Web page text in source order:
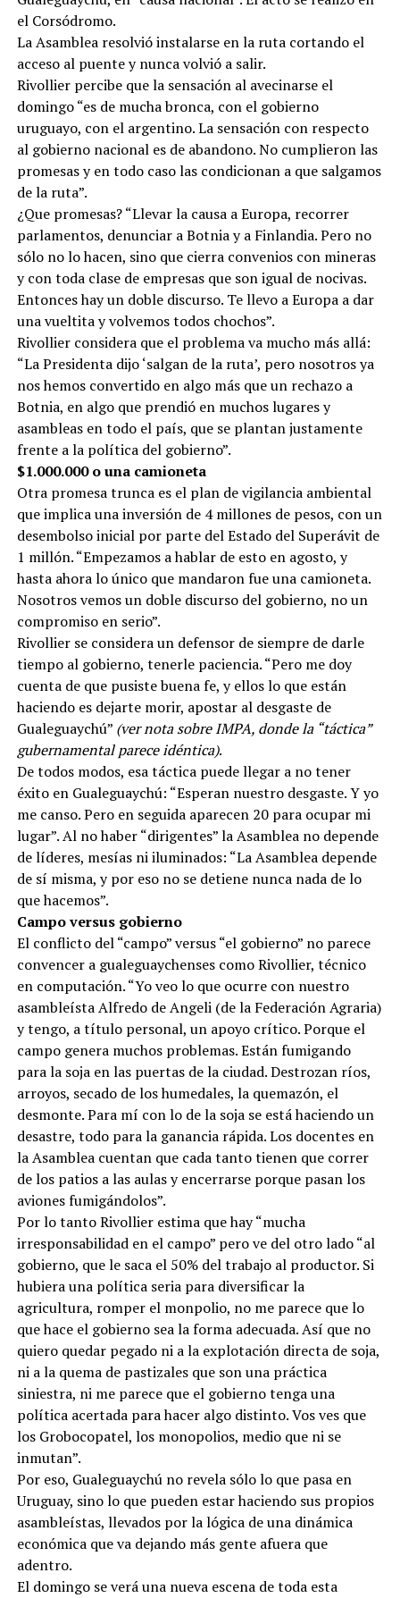
el Corsódromo.
La Asamblea resolvió instalarse en la ruta cortando el
acceso al puente y nunca volvió a salir.
Rivollier percibe que la sensación al avecinarse el
domingo “es de mucha bronca, con el gobierno
uruguayo, con el argentino. La sensación con respecto
al gobierno nacional es de abandono. No cumplieron las
promesas y en todo caso las condicionan a que salgamos
de la ruta”.
¿Que promesas? “Llevar la causa a Europa, recorrer
parlamentos, denunciar a Botnia y a Finlandia. Pero no
sólo no lo hacen, sino que cierra convenios con mineras
y con toda clase de empresas que son igual de nocivas.
Entonces hay un doble discurso. Te llevo a Europa a dar
una vueltita y volvemos todos chochos”.
Rivollier considera que el problema va mucho más allá:
“La Presidenta dijo ‘salgan de la ruta’, pero nosotros ya
nos hemos convertido en algo más que un rechazo a
Botnia, en algo que prendió en muchos lugares y
asambleas en todo el país, que se plantan justamente
frente a la política del gobierno”.
$1.000.000 o una camioneta
Otra promesa trunca es el plan de vigilancia ambiental
que implica una inversión de 4 millones de pesos, con un
desembolso inicial por parte del Estado del Superávit de
1 millón. “Empezamos a hablar de esto en agosto, y
hasta ahora lo único que mandaron fue una camioneta.
Nosotros vemos un doble discurso del gobierno, no un
compromiso en serio”.
Rivollier se considera un defensor de siempre de darle
tiempo al gobierno, tenerle paciencia. “Pero me doy
cuenta de que pusiste buena fe, y ellos lo que están
haciendo es dejarte morir, apostar al desgaste de
Gualeguaychú” (ver nota sobre IMPA, donde la “táctica”
gubernamental parece idéntica).
De todos modos, esa táctica puede llegar a no tener
éxito en Gualeguaychú: “Esperan nuestro desgaste. Y yo
me canso. Pero en seguida aparecen 20 para ocupar mi
lugar”. Al no haber “dirigentes” la Asamblea no depende
de líderes, mesías ni iluminados: “La Asamblea depende
de sí misma, y por eso no se detiene nunca nada de lo
que hacemos”.
Campo versus gobierno
El conflicto del “campo” versus “el gobierno” no parece
convencer a gualeguaychenses como Rivollier, técnico
en computación. “Yo veo lo que ocurre con nuestro
asambleísta Alfredo de Angeli (de la Federación Agraria)
y tengo, a título personal, un apoyo crítico. Porque el
campo genera muchos problemas. Están fumigando
para la soja en las puertas de la ciudad. Destrozan ríos,
arroyos, secado de los humedales, la quemazón, el
desmonte. Para mí con lo de la soja se está haciendo un
desastre, todo para la ganancia rápida. Los docentes en
la Asamblea cuentan que cada tanto tienen que correr
de los patios a las aulas y encerrarse porque pasan los
aviones fumigándolos”.
Por lo tanto Rivollier estima que hay “mucha
irresponsabilidad en el campo” pero ve del otro lado “al
gobierno, que le saca el 50% del trabajo al productor. Si
hubiera una política seria para diversificar la
agricultura, romper el monpolio, no me parece que lo
que hace el gobierno sea la forma adecuada. Así que no
quiero quedar pegado ni a la explotación directa de soja,
ni a la quema de pastizales que son una práctica
siniestra, ni me parece que el gobierno tenga una
política acertada para hacer algo distinto. Vos ves que
los Grobocopatel, los monopolios, medio que ni se
inmutan”.
Por eso, Gualeguaychú no revela sólo lo que pasa en
Uruguay, sino lo que pueden estar haciendo sus propios
asambleístas, llevados por la lógica de una dinámica
económica que va dejando más gente afuera que
adentro.
El domingo se verá una nueva escena de toda esta